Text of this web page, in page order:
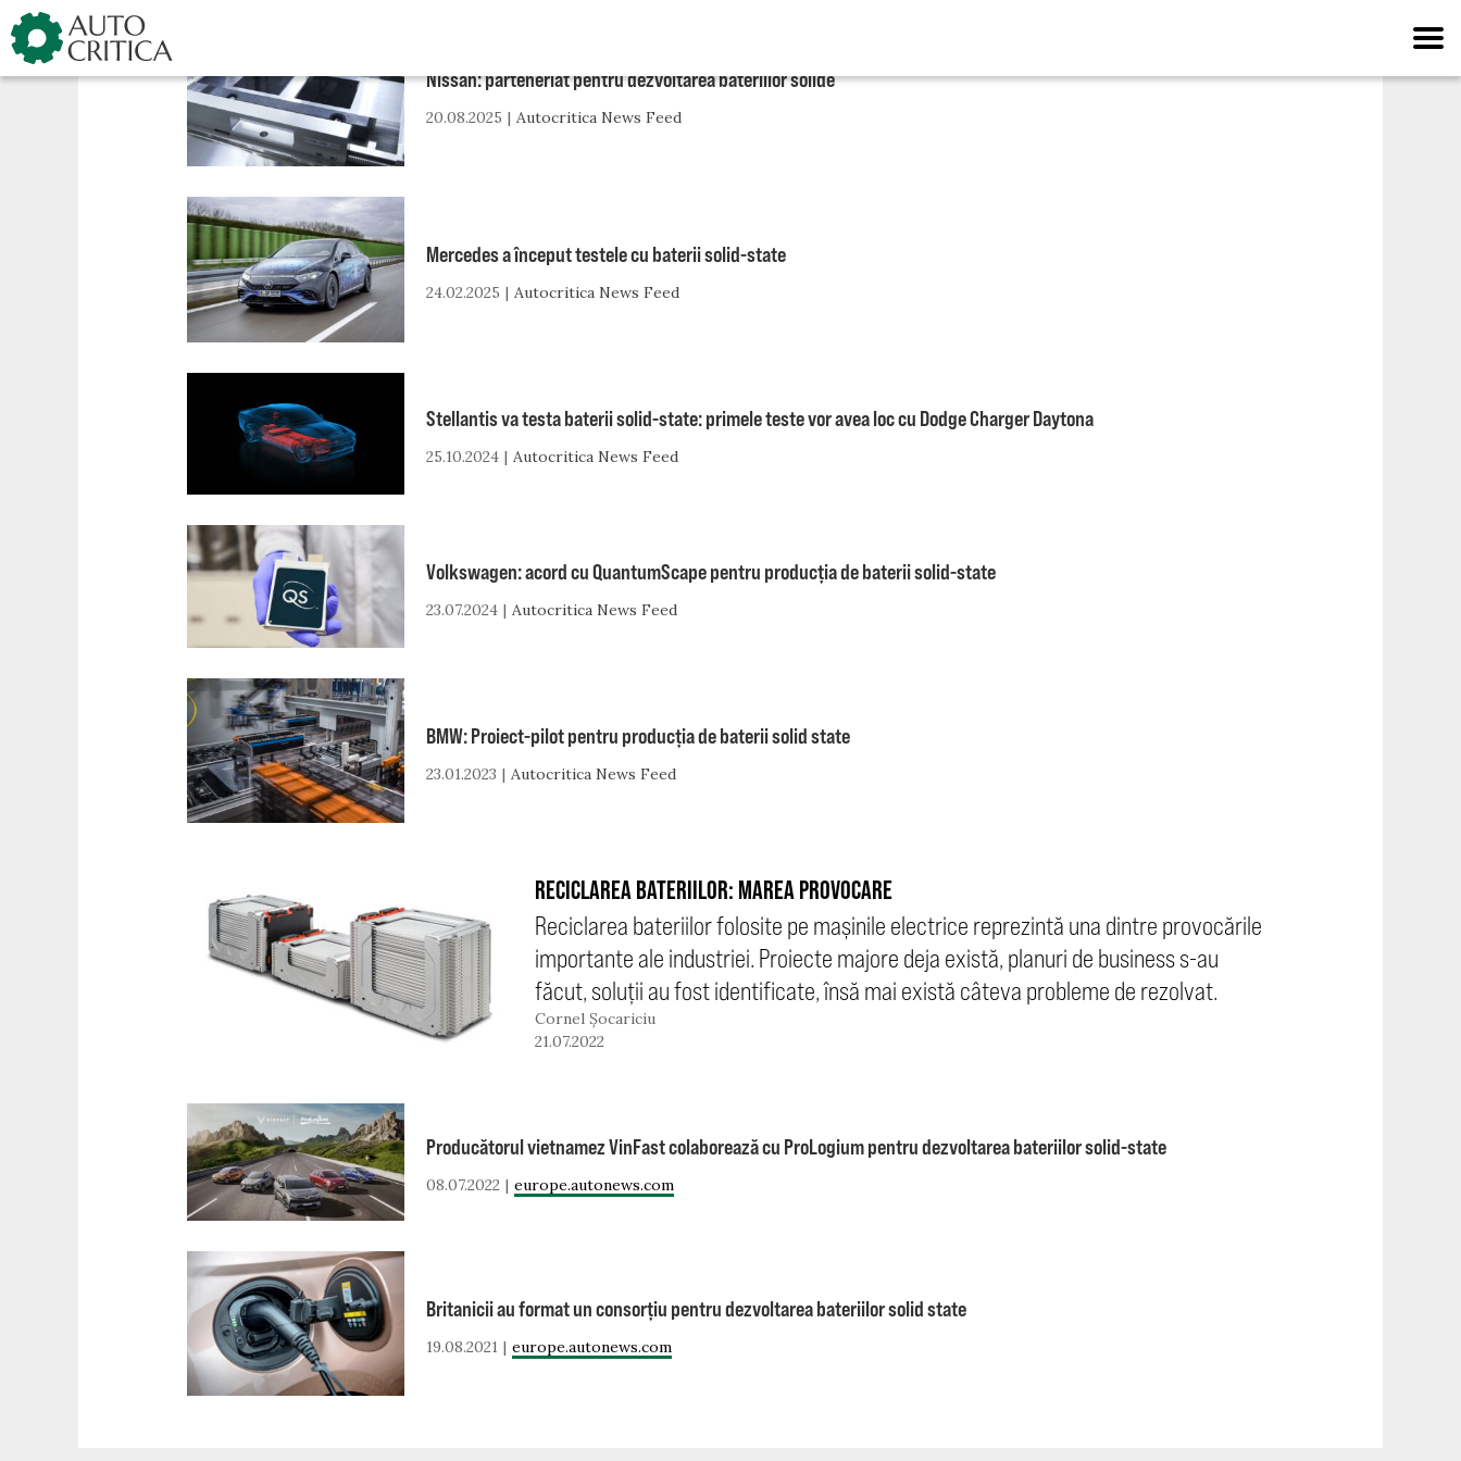
Skip
to
content
Nissan: parteneriat pentru dezvoltarea bateriilor solide
20.08.2025 Autocritica News Feed
Mercedes a început testele cu baterii solid-state
24.02.2025 Autocritica News Feed
Stellantis va testa baterii solid-state: primele teste vor avea loc cu Dodge Charger Daytona
25.10.2024 Autocritica News Feed
Volkswagen: acord cu QuantumScape pentru producția de baterii solid-state
23.07.2024 Autocritica News Feed
BMW: Proiect-pilot pentru producția de baterii solid state
23.01.2023 Autocritica News Feed
RECICLAREA BATERIILOR: MAREA PROVOCARE
Reciclarea bateriilor folosite pe mașinile electrice reprezintă una dintre provocările
importante ale industriei. Proiecte majore deja există, planuri de business s-au
făcut, soluții au fost identificate, însă mai există câteva probleme de rezolvat.
Cornel Șocariciu
21.07.2022
Producătorul vietnamez VinFast colaborează cu ProLogium pentru dezvoltarea bateriilor solid-state
08.07.2022 europe.autonews.com
Britanicii au format un consorțiu pentru dezvoltarea bateriilor solid state
19.08.2021 europe.autonews.com